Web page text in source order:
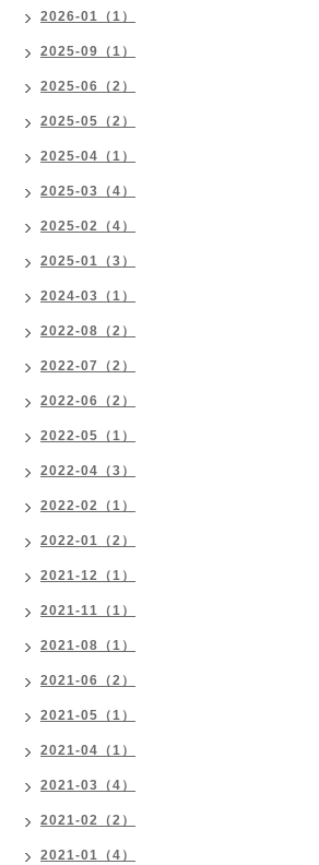
2026-01（1）
2025-09（1）
2025-06（2）
2025-05（2）
2025-04（1）
2025-03（4）
2025-02（4）
2025-01（3）
2024-03（1）
2022-08（2）
2022-07（2）
2022-06（2）
2022-05（1）
2022-04（3）
2022-02（1）
2022-01（2）
2021-12（1）
2021-11（1）
2021-08（1）
2021-06（2）
2021-05（1）
2021-04（1）
2021-03（4）
2021-02（2）
2021-01（4）